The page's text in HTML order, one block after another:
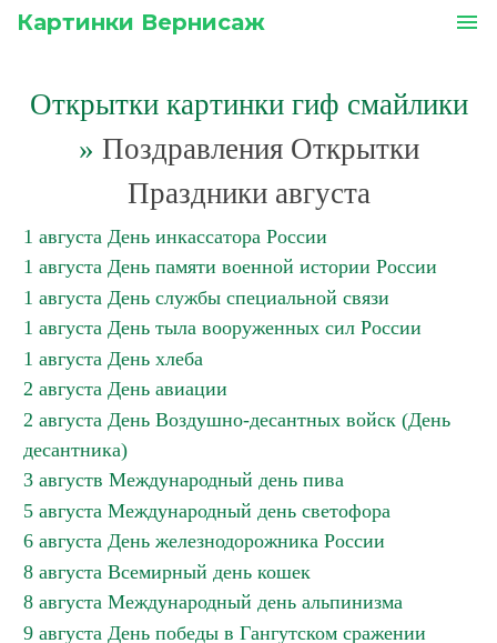
Картинки Вернисаж menu
Открытки картинки гиф смайлики
» Поздравления Открытки
Праздники августа
1 августа День инкассатора России
1 августа День памяти военной истории России
1 августа День службы специальной связи
1 августа День тыла вооруженных сил России
1 августа День хлеба
2 августа День авиации
2 августа День Воздушно-десантных войск (День
десантника)
3 августв Международный день пива
5 августа Международный день светофора
6 августа День железнодорожника России
8 августа Всемирный день кошек
8 августа Международный день альпинизма
9 августа День победы в Гангутском сражении